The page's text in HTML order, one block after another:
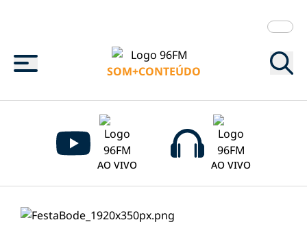
Menu
SOM+CONTEÚDO
AO VIVO AO VIVO